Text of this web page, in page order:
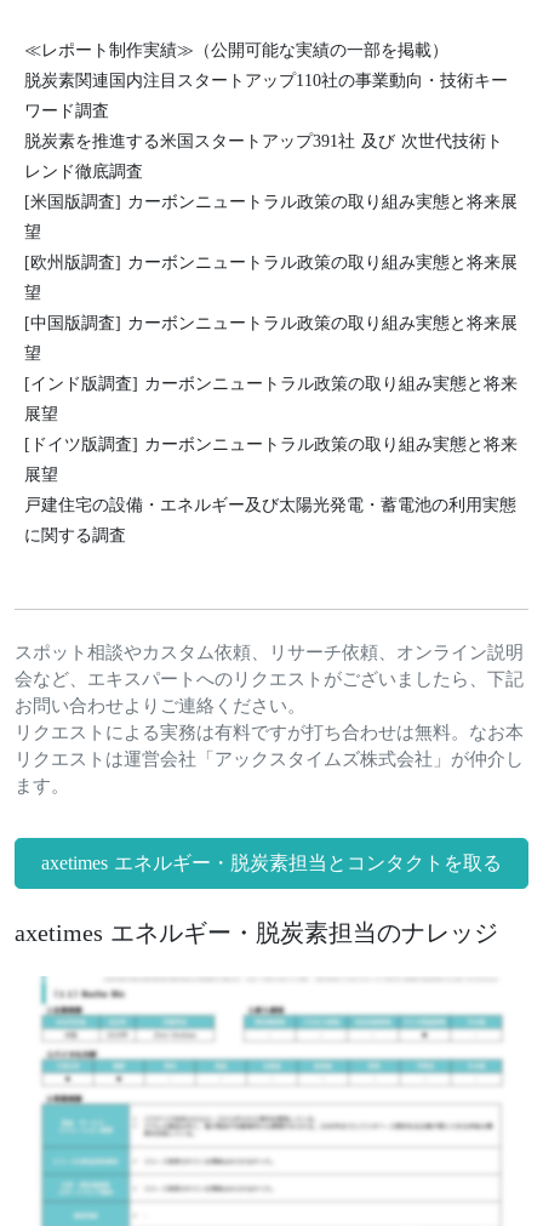
≪レポート制作実績≫（公開可能な実績の一部を掲載）
脱炭素関連国内注目スタートアップ110社の事業動向・技術キー
ワード調査
脱炭素を推進する米国スタートアップ391社 及び 次世代技術ト
レンド徹底調査
[米国版調査] カーボンニュートラル政策の取り組み実態と将来展
望
[欧州版調査] カーボンニュートラル政策の取り組み実態と将来展
望
[中国版調査] カーボンニュートラル政策の取り組み実態と将来展
望
[インド版調査] カーボンニュートラル政策の取り組み実態と将来
展望
[ドイツ版調査] カーボンニュートラル政策の取り組み実態と将来
展望
戸建住宅の設備・エネルギー及び太陽光発電・蓄電池の利用実態
に関する調査
スポット相談やカスタム依頼、リサーチ依頼、オンライン説明
会など、エキスパートへのリクエストがございましたら、下記
お問い合わせよりご連絡ください。
リクエストによる実務は有料ですが打ち合わせは無料。なお本
リクエストは運営会社「アックスタイムズ株式会社」が仲介し
ます。
axetimes エネルギー・脱炭素担当とコンタクトを取る
axetimes エネルギー・脱炭素担当のナレッジ